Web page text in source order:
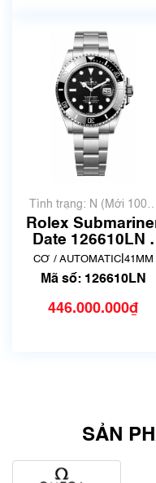
Tình trạng: N (Mới 100%
chưa qua sử dụng)
Rolex
Date 126610LN |
New Fullbox
CƠ / AUTOMATIC| 41MM
Mã số: 126610LN
446.000.000₫
SẢN